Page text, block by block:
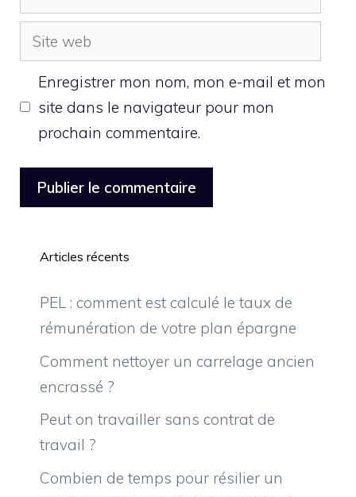
mail
Site
web
Enregistrer mon nom, mon e-mail et mon
site dans le navigateur pour mon
prochain commentaire.
Articles récents
PEL : comment est calculé le taux de
rémunération de votre plan épargne
Comment nettoyer un carrelage ancien
encrassé ?
Peut on travailler sans contrat de
travail ?
Combien de temps pour résilier un